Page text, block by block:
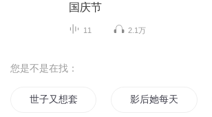
国庆节
11 2.1万
您是不是在找：
世子又想套路我 影后她每天都被套路